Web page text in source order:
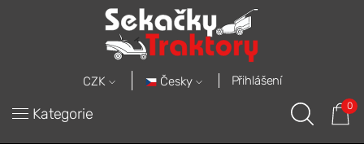
CZK Česky Přihlášení
Kategorie 0